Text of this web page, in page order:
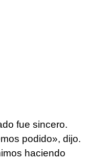
fue sincero.
podido», dijo.
haciendo